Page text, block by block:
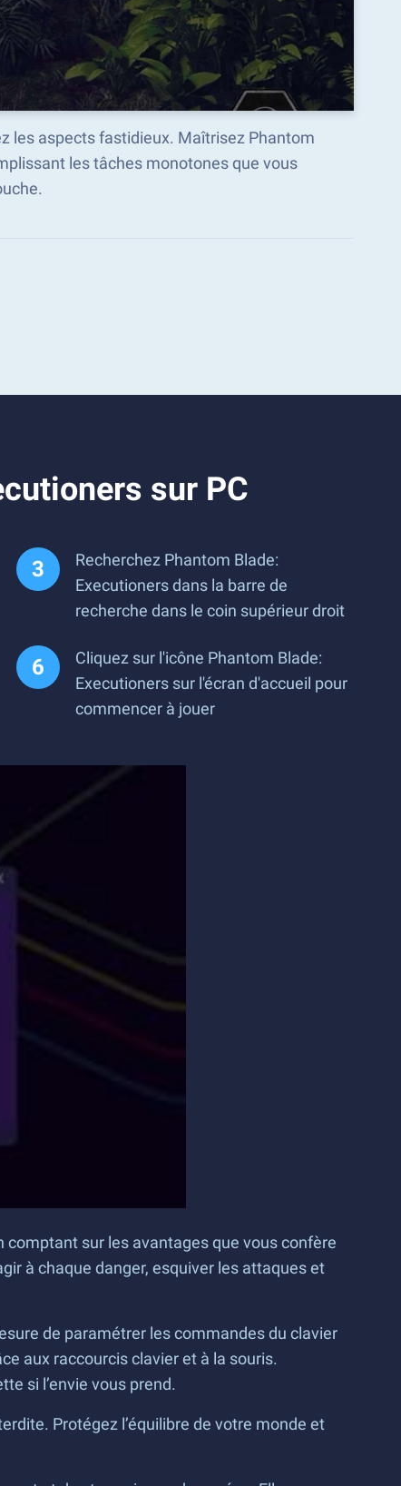
les aspects fastidieux. Maîtrisez Phantom
les tâches monotones que vous
sur PC
Recherchez Phantom Blade:
Executioners dans la barre de
recherche dans le coin supérieur droit
Cliquez sur l'icône Phantom Blade:
Executioners sur l'écran d'accueil pour
commencer à jouer
comptant sur les avantages que vous confère
à chaque danger, esquiver les attaques et
de paramétrer les commandes du clavier
aux raccourcis clavier et à la souris.
si l’envie vous prend.
Protégez l’équilibre de votre monde et